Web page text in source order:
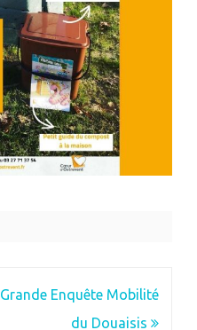
Grande Enquête Mobilité
du Douaisis